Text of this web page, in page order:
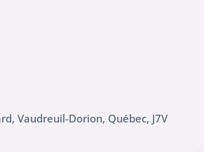
Vaudreuil-Dorion, Québec, J7V